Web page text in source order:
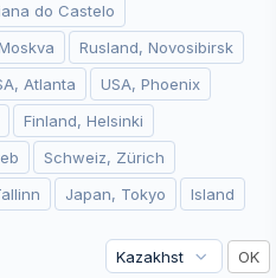
do Castelo
Rusland, Novosibirsk
Atlanta
USA, Phoenix
Finland, Helsinki
Schweiz, Zürich
Japan, Tokyo Island